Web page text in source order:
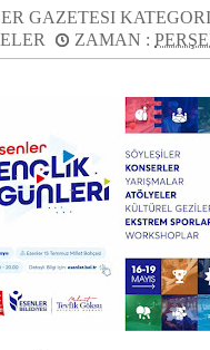
GAZETESI
ZAMAN :